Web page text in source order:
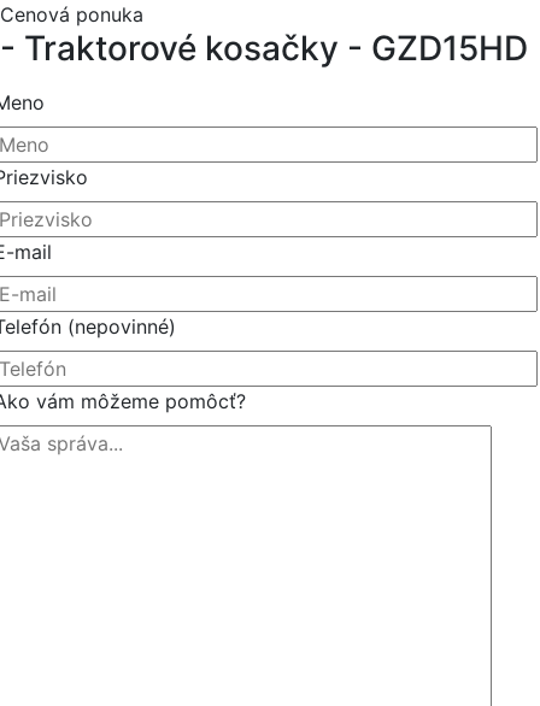
Cenová ponuka
- Traktorové kosačky - GZD15HD
mail
(nepovinné)
vám môžeme pomôcť?